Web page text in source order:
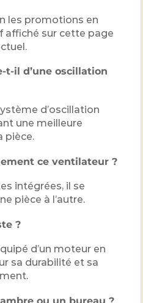
les promotions en
affiché sur cette page
t-il d’une oscillation
d’oscillation
une meilleure
pièce.
ce ventilateur ?
intégrées, il se
pièce à l’autre.
?
d’un moteur en
sa durabilité et sa